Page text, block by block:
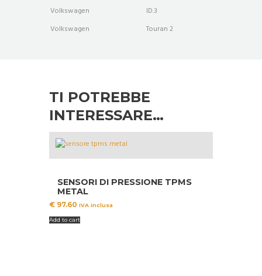
Volkswagen
ID.3
Volkswagen
Touran 2
TI POTREBBE
INTERESSARE…
SENSORI DI PRESSIONE TPMS
METAL
€ 97.60 IVA inclusa
Add to cart